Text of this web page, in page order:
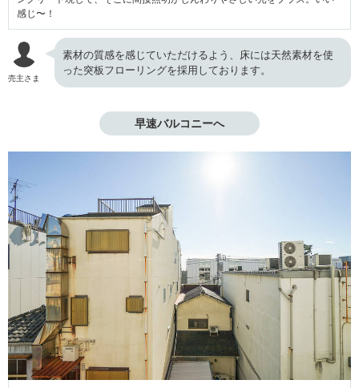
感じ〜！
売主さま
素材の質感を感じていただけるよう、床には天然素材を使
った突板フローリングを採用しております。
早速バルコニーへ